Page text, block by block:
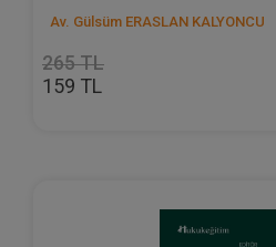
Av. Gülsüm ERASLAN KALYONCU
265 TL
159 TL